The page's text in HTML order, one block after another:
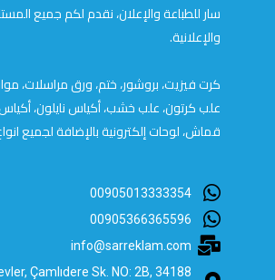
سار للطباعة والإعلان، نقدم لكم جميع
والإعلانية.
كرت فيزيت، بروشور، ختم، ورق مراسلات،
علب كرتون، علب خشب، أكياس نايلون،
قماش، لوحات إلكترونية بالإضافة لجميع
00905013333354
00905366365596
info@sarreklam.com
Çamlıdere Sk. NO: 2B, 34188